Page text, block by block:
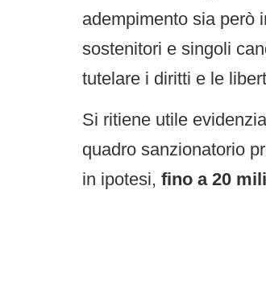
adempimento sia però
sostenitori e singoli
tutelare i diritti e le
Si ritiene utile
quadro sanzionatorio
in ipotesi, fino a 20